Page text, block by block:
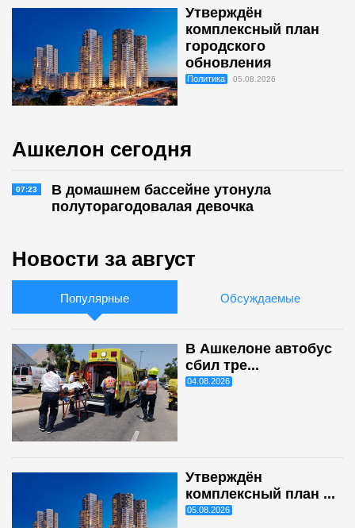
Утверждён
комплексный план
городского
обновления
Политика 05.08.2026
Ашкелон сегодня
07:23
В домашнем бассейне утонула
полуторагодовалая девочка
Новости за август
Популярные Обсуждаемые
В Ашкелоне автобус
сбил тре...
04.08.2026
Утверждён
комплексный план ...
05.08.2026